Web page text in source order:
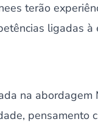
terão
ligadas à
na
pensamento